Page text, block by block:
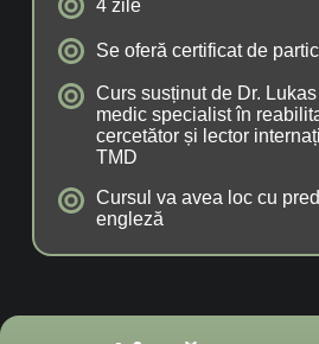
4 zile
Se oferă certificat de
Curs susținut de Dr.
medic specialist în
cercetător și lector
TMD
Cursul va avea loc cu
engleză